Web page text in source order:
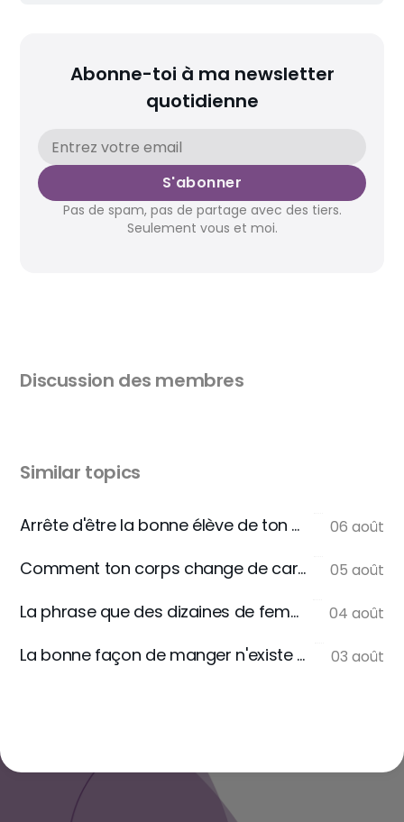
Abonne-toi à ma newsletter
quotidienne
S'abonner
Pas de spam, pas de partage avec des tiers.
Seulement vous et moi.
Discussion des membres
Similar topics
Arrête d'être la bonne élève de ton assiette 06 août
Comment ton corps change de carburant 05 août
La phrase que des dizaines de femmes m'écrivent 04 août
La bonne façon de manger n'existe pas 03 août